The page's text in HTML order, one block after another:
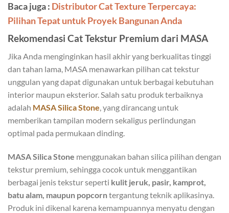
Baca juga : Distributor Cat Texture Terpercaya:
Pilihan Tepat untuk Proyek Bangunan Anda
Rekomendasi Cat Tekstur Premium dari MASA
Jika Anda menginginkan hasil akhir yang berkualitas tinggi
dan tahan lama, MASA menawarkan pilihan cat tekstur
unggulan yang dapat digunakan untuk berbagai kebutuhan
interior maupun eksterior. Salah satu produk terbaiknya
adalah MASA Silica Stone, yang dirancang untuk
memberikan tampilan modern sekaligus perlindungan
optimal pada permukaan dinding.
MASA Silica Stone menggunakan bahan silica pilihan dengan
tekstur premium, sehingga cocok untuk menggantikan
berbagai jenis tekstur seperti kulit jeruk, pasir, kamprot,
batu alam, maupun popcorntergantung teknik aplikasinya.
Produk ini dikenal karena kemampuannya menyatu dengan